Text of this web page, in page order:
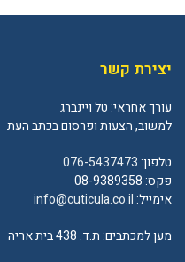
יצירת קשר
עורך אחראי: טל ויינברג
למשוב, הצעות ופרסום בכתב העת
טלפון:076-5437473
פקס: 08-9389358
אימייל:info@cuticula.co.il
מען למכתבים: ת.ד. 438 בית אריה